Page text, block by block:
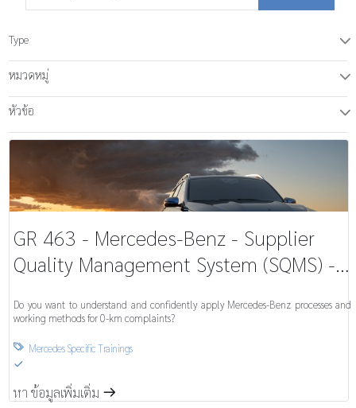
Type T
หมวดหมู่ T
หัวข้อ T
GR 463 - Mercedes-Benz - Supplier
Quality Management System (SQMS) -
Do you want to understand and confidently apply Mercedes-Benz processes and
working methods for 0-km complaints?
 Mercedes Specific Trainings
S
หา ข้อมูลเพิ่มเติ่ม m